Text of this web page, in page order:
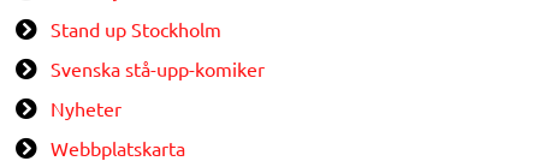
Stand up Stockholm
Svenska stå-upp-komiker
Nyheter
Webbplatskarta